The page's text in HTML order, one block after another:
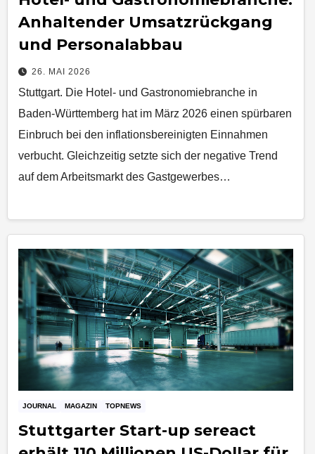
Anhaltender Umsatzrückgang
und Personalabbau
26. MAI 2026
Stuttgart. Die Hotel- und Gastronomiebranche in
Baden-Württemberg hat im März 2026 einen spürbaren
Einbruch bei den inflationsbereinigten Einnahmen
verbucht. Gleichzeitig setzte sich der negative Trend
auf dem Arbeitsmarkt des Gastgewerbes…
JOURNAL MAGAZIN TOPNEWS
Stuttgarter Start-up sereact